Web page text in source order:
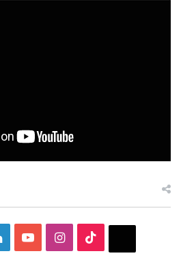
LinkedInYouTubeInstagram